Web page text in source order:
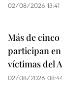
02/08/2026 13:41
Más de
participan en
víctimas del
02/08/2026